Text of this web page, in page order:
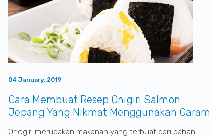
04 January, 2019
Cara Membuat Resep Onigiri Salmon
Jepang Yang Nikmat Menggunakan Garam
Onogiri merupakan makanan yang terbuat dari bahan